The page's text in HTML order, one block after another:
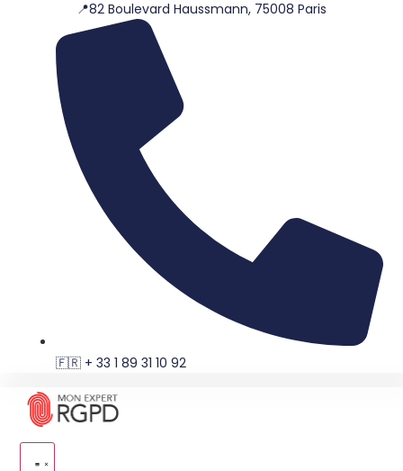
📍82 Boulevard Haussmann, 75008 Paris
🇫🇷 + 33 1 89 31 10 92